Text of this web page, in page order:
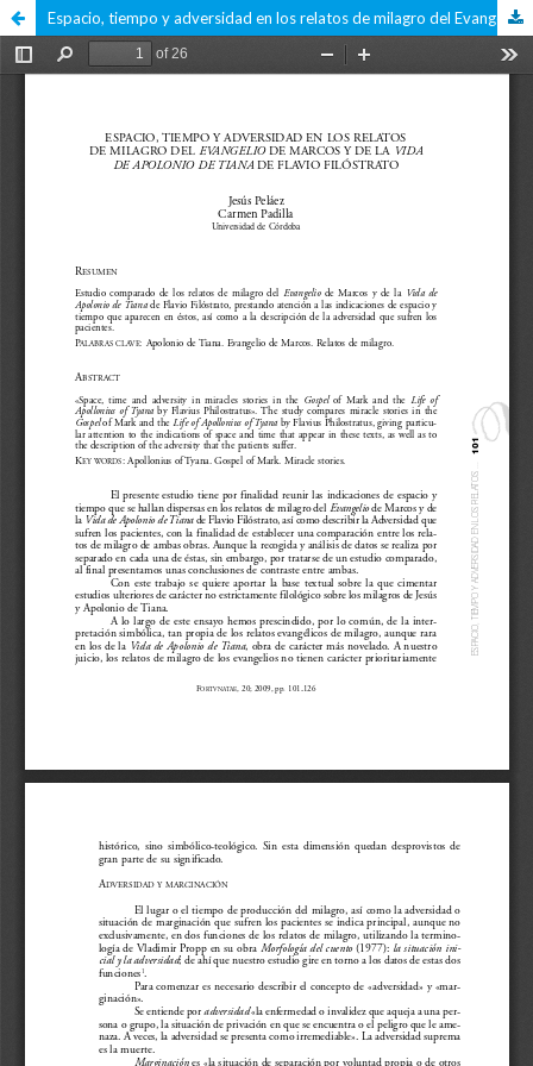
Espacio, tiempo y adversidad en los relatos de milagro del Evangelio de Marcos y de la Vida de Apolonio de Tiana de Flavio Filóstrato